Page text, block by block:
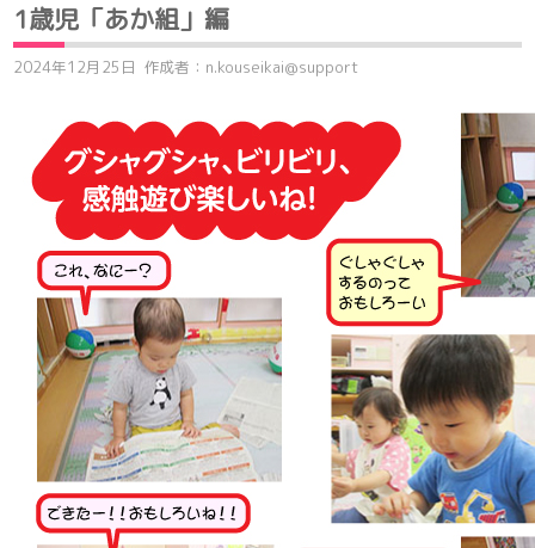
1歳児「あか組」編
2024年12月25日 作成者：n.kouseikai@support